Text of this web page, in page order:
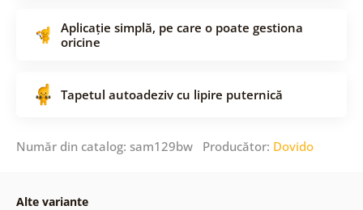
Aplicație simplă, pe care o poate gestiona
oricine
Tapetul autoadeziv cu lipire puternică
Număr din catalog: sam129bw Producător: Dovido
Alte variante